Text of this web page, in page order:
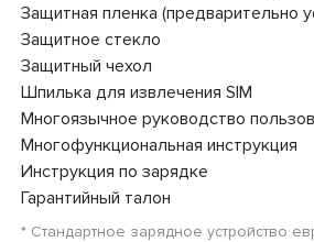
Защитная пленка (предварительно
Защитное стекло
Защитный чехол
Шпилька для извлечения SIM
Многоязычное руководство
Многофункциональная инструкция
Инструкция по зарядке
Гарантийный талон
* Стандартное зарядное устройство